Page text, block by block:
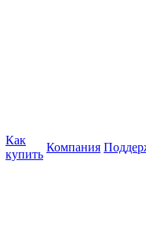
Как
купить
Компания